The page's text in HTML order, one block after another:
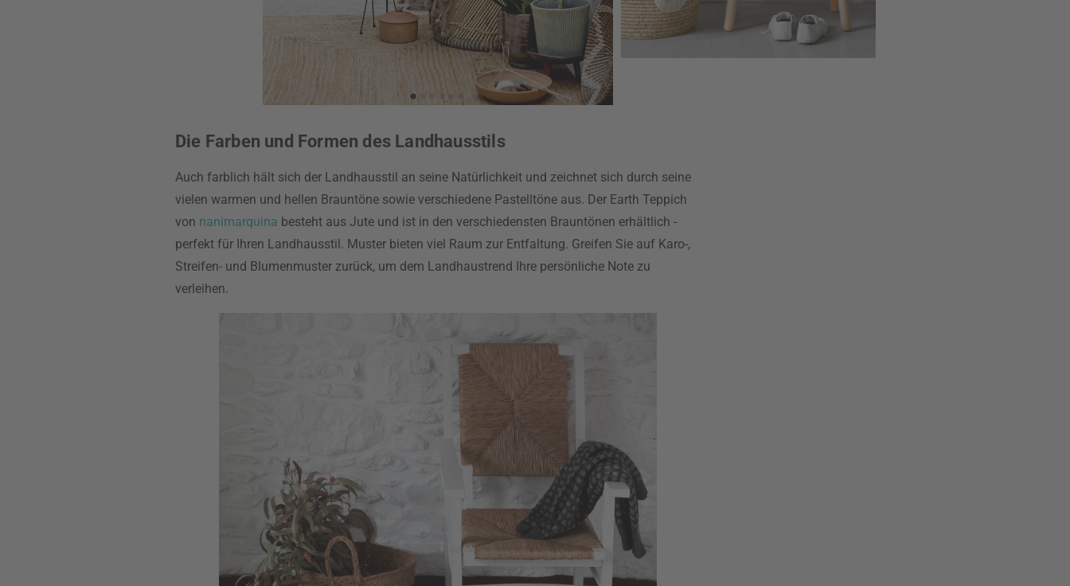
Die Farben und Formen des Landhausstils
Auch farblich hält sich der Landhausstil an seine Natürlichkeit und zeichnet sich durch seine
vielen warmen und hellen Brauntöne sowie verschiedene Pastelltöne aus. Der Earth Teppich
von nanimarquina besteht aus Jute und ist in den verschiedensten Brauntönen erhältlich -
perfekt für Ihren Landhausstil. Muster bieten viel Raum zur Entfaltung. Greifen Sie auf Karo-,
Streifen- und Blumenmuster zurück, um dem Landhaustrend Ihre persönliche Note zu
verleihen.